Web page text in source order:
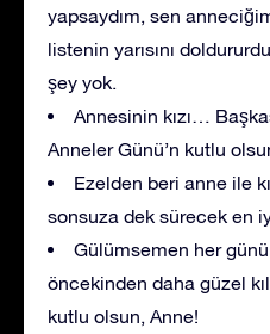
yapsaydım, sen
listenin yarısını
şey yok.
Annesinin kızı…
Anneler Günü’n kutlu
Ezelden beri anne ile
sonsuza dek sürecek en
Gülümsemen her
öncekinden daha güzel
kutlu olsun, Anne!